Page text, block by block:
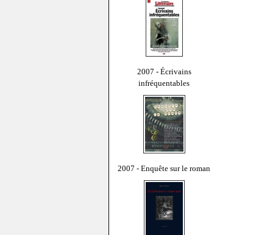
2007 - Écrivains
infréquentables
2007 - Enquête sur le roman